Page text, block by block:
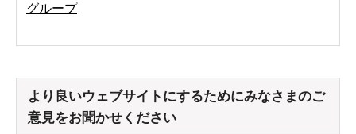
グループ
より良いウェブサイトにするためにみなさまのご
意見をお聞かせください